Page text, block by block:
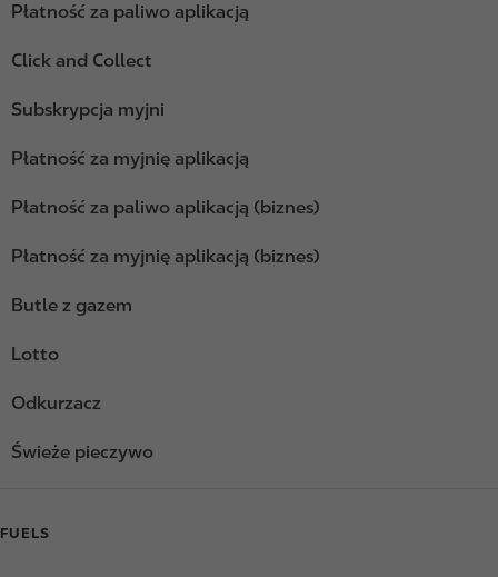
Płatność za paliwo aplikacją
Click and Collect
Subskrypcja myjni
Płatność za myjnię aplikacją
Płatność za paliwo aplikacją (biznes)
Płatność za myjnię aplikacją (biznes)
Butle z gazem
Lotto
Odkurzacz
Świeże pieczywo
FUELS